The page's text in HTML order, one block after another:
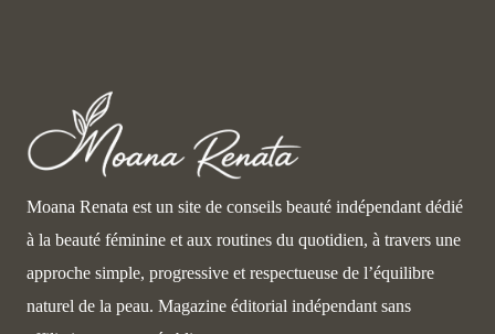
Moana Renata est un site de conseils beauté indépendant dédié
à la beauté féminine et aux routines du quotidien, à travers une
approche simple, progressive et respectueuse de l’équilibre
naturel de la peau. Magazine éditorial indépendant sans